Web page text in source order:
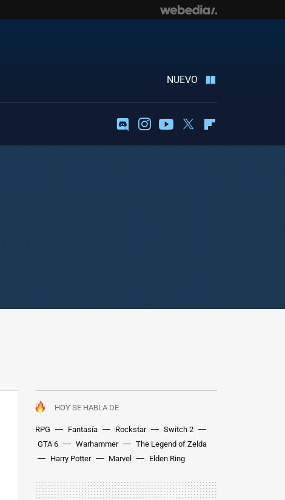
NUEVO
DiscordInstagramYoutubeTwitter
HOY SE HABLA DE
RPG Fantasía Rockstar
Switch 2
GTA 6
Warhammer
The Legend of Zelda
Harry Potter
Marvel Elden Ring